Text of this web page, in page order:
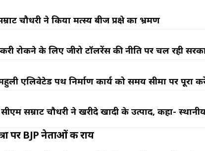
चौधरी ने किया मत्स्य बीज प्रक्षेत्र का भ्रमण
रोकने के लिए जीरो टॉलरेंस की नीति पर चल रही
एलिवेटेड पथ निर्माण कार्य को समय सीमा पर पूरा
सम्राट चौधरी ने खरीदे खादी के उत्पाद, कहा-
पर BJP नेताओं की राय